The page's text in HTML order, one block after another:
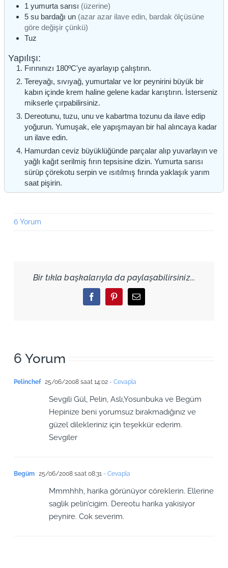
1 yumurta sarısı (üzerine)
5 su bardağı un (azar azar ilave edin, bardak ölçüsüne
göre değişir çünkü)
Tuz
Yapılışı:
Fırınınızı 180ºC'ye ayarlayıp çalıştırın.
Tereyağı, sıvıyağ, yumurtalar ve lor peynirini büyük bir
kabın içinde krem haline gelene kadar karıştırın. İsterseniz
mikserle çırpabilirsiniz.
Dereotunu, tuzu, unu ve kabartma tozunu da ilave edip
yoğurun. Yumuşak, ele yapışmayan bir hal alıncaya kadar
un ilave edin.
Hamurdan ceviz büyüklüğünde parçalar alıp yuvarlayın ve
yağlı kağıt serilmiş fırın tepsisine dizin. Yumurta sarısı
sürüp çörekotu serpin ve ısıtılmış fırında yaklaşık yarım
saat pişirin.
6 Yorum
Bir tıkla başkalarıyla da paylaşabilirsiniz...
FacebookPinterestEmail
6 Yorum
Pelinchef 25/06/2008 saat 14:02- Cevapla
Sevgili Gül, Pelin, Aslı,Yosunbuka ve Begüm
Hepinize beni yorumsuz bırakmadığınız ve
güzel dilekleriniz için teşekkür ederim.
Sevgiler
Begüm 25/06/2008 saat 08:31- Cevapla
Mmmhhh, harika görünüyor cöreklerin. Ellerine
saglik pelin’cigim. Dereotu harika yakisiyor
peynire. Cok severim.